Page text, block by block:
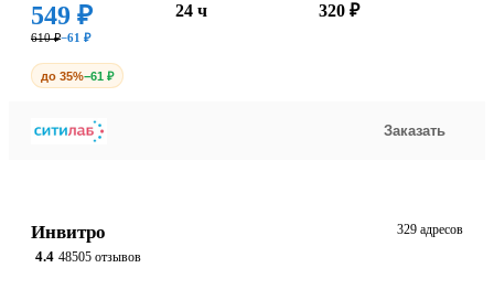
549 ₽
610 ₽−61 ₽
24 ч 320 ₽
до 35%−61 ₽
Заказать
Инвитро
4.4 48505 отзывов
329 адресов